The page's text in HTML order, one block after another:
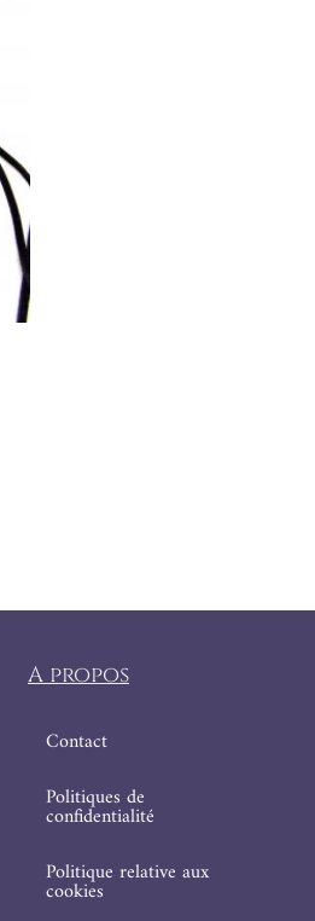
A propos
Contact
Politiques de
confidentialité
Politique relative aux
cookies